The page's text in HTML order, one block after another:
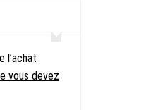
l’achat
vous devez